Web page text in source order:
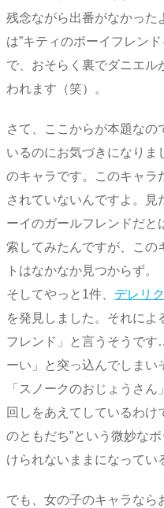
残念ながら出番がなかった
は”キティのボーイフレン
で、おそらく裏でダニエル
われます（笑）。
さて、ここからが本題な
いるのにお気づきになりま
のキャラです。このキャラ
されていないんですよ。見
ーイのガールフレンドだ
索してみたんですが、この
トはなかなか見つからず。
そしてやっと1件、 デレリ
を発見しました。それに
フレンド」と言うそうで
ーい」と突っ込んでしまい
「スノークのおじょうさ
回しをあえてしているわけ
のともだち”という微妙な
けられないままになってい
でも、女の子のキャラなら